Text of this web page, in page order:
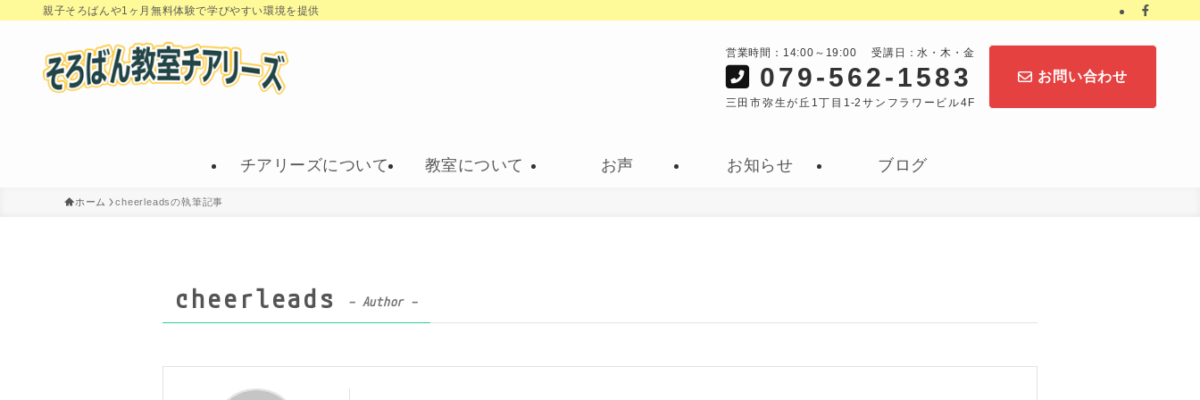
親子そろばんや1ヶ月無料体験で学びやすい環境を提供
営業時間：14:00～19:00 受講日：水・木・金
079-562-1583
三田市弥生が丘1丁目1-2サンフラワービル4F
お問い合わせ
チアリーズについて 教室について お声 お知らせ ブログ
ホーム cheerleadsの執筆記事
cheerleads – Author –